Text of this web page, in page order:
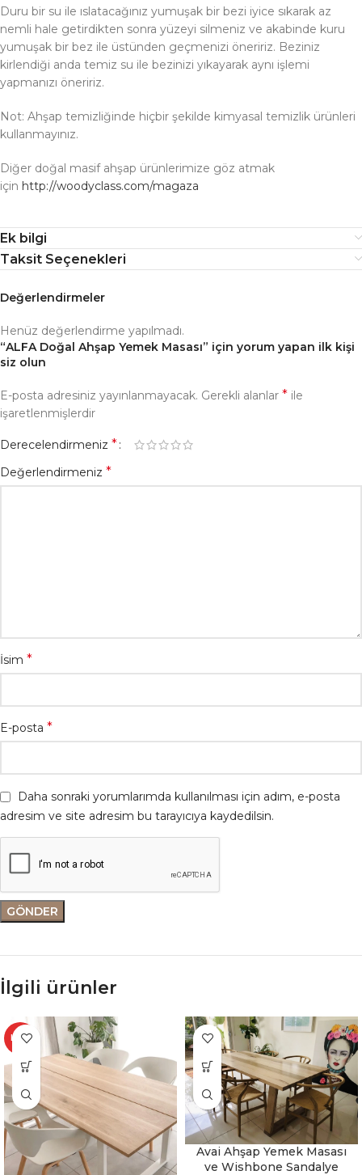
Duru bir su ile ıslatacağınız yumuşak bir bezi iyice sıkarak az
nemli hale getirdikten sonra yüzeyi silmeniz ve akabinde kuru
yumuşak bir bez ile üstünden geçmenizi öneririz. Beziniz
kirlendiği anda temiz su ile bezinizi yıkayarak aynı işlemi
yapmanızı öneririz.
Not: Ahşap temizliğinde hiçbir şekilde kimyasal temizlik ürünleri
kullanmayınız.
Diğer doğal masif ahşap ürünlerimize göz atmak
için http://woodyclass.com/magaza
Ek bilgi
Taksit Seçenekleri
Değerlendirmeler
Henüz değerlendirme yapılmadı.
“ALFA Doğal Ahşap Yemek Masası” için yorum yapan ilk kişi
siz olun
E-posta adresiniz yayınlanmayacak. Gerekli alanlar * ile
işaretlenmişlerdir
Derecelendirmeniz *
Değerlendirmeniz *
İsim *
E-posta *
Daha sonraki yorumlarımda kullanılması için adım, e-posta
adresim ve site adresim bu tarayıcıya kaydedilsin.
İlgili ürünler
HOT
Avai Ahşap Yemek Masası
ve Wishbone Sandalye